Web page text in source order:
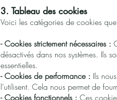
3. Tableau des cookies
Voici les catégories de cookies
- Cookies strictement nécessaires :
désactivés dans nos systèmes. Ils
essentielles.
- Cookies de performance : Ils
l’utilisent. Cela nous permet de
- Cookies fonctionnels : Ces